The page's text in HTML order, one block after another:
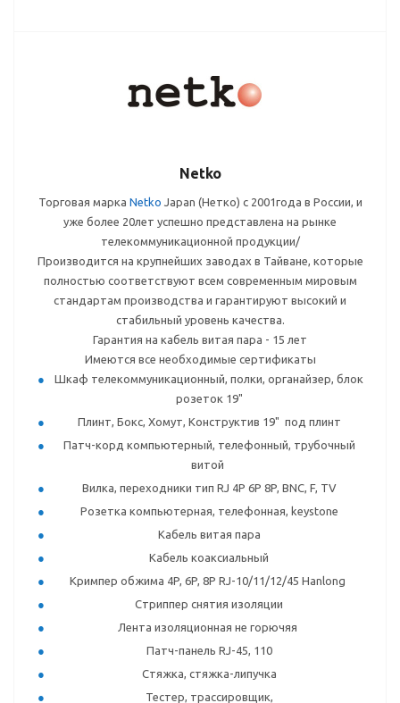
Netko
Торговая марка Netko Japan (Нетко) c 2001года в России, и
уже более 20лет успешно представлена на рынке
телекоммуникационной продукции/
Производится на крупнейших заводах в Тайване, которые
полностью соответствуют всем современным мировым
стандартам производства и гарантируют высокий и
стабильный уровень качества.
Гарантия на кабель витая пара - 15 лет
Имеются все необходимые сертификаты
Шкаф телекоммуникационный, полки, органайзер, блок
розеток 19"
Плинт, Бокс, Хомут, Конструктив 19" под плинт
Патч-корд компьютерный, телефонный, трубочный
витой
Вилка, переходники тип RJ 4P 6P 8P, BNC, F, TV
Розетка компьютерная, телефонная, keystone
Кабель витая пара
Кабель коаксиальный
Кримпер обжима 4P, 6P, 8P RJ-10/11/12/45 Hanlong
Стриппер снятия изоляции
Лента изоляционная не горючяя
Патч-панель RJ-45, 110
Стяжка, стяжка-липучка
Тестер, трассировщик,